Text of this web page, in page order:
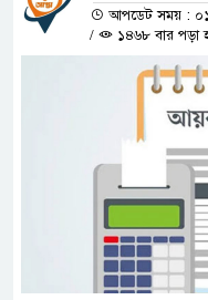
আপডেট সময় :
/
১৪৬৮ বার পড়া